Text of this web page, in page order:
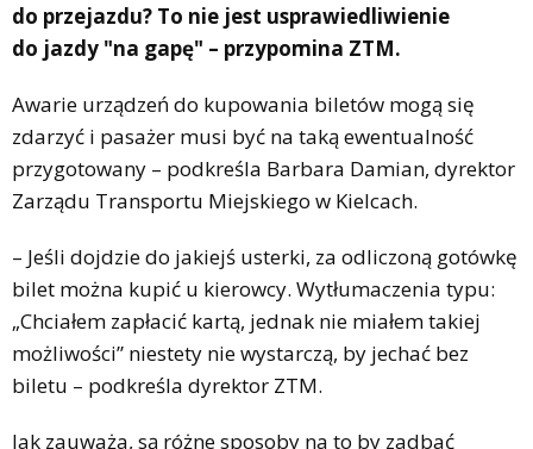
do przejazdu? To nie jest usprawiedliwienie
do jazdy "na gapę" – przypomina ZTM.
Awarie urządzeń do kupowania biletów mogą się
zdarzyć i pasażer musi być na taką ewentualność
przygotowany – podkreśla Barbara Damian, dyrektor
Zarządu Transportu Miejskiego w Kielcach.
– Jeśli dojdzie do jakiejś usterki, za odliczoną gotówkę
bilet można kupić u kierowcy. Wytłumaczenia typu:
„Chciałem zapłacić kartą, jednak nie miałem takiej
możliwości” niestety nie wystarczą, by jechać bez
biletu – podkreśla dyrektor ZTM.
Jak zauważa, są różne sposoby na to by zadbać